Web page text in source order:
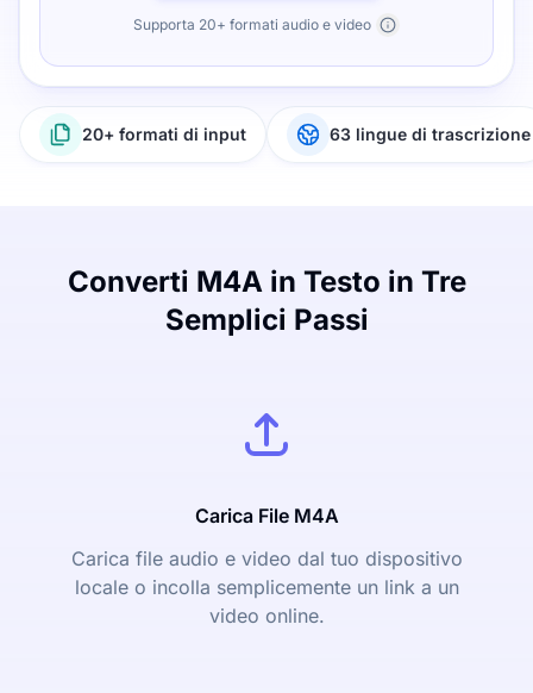
Supporta 20+ formati audio e video
20+ formati di input 63 lingue di trascrizione
Converti M4A in Testo in Tre
Semplici Passi
Carica File M4A
Carica file audio e video dal tuo dispositivo
locale o incolla semplicemente un link a un
video online.